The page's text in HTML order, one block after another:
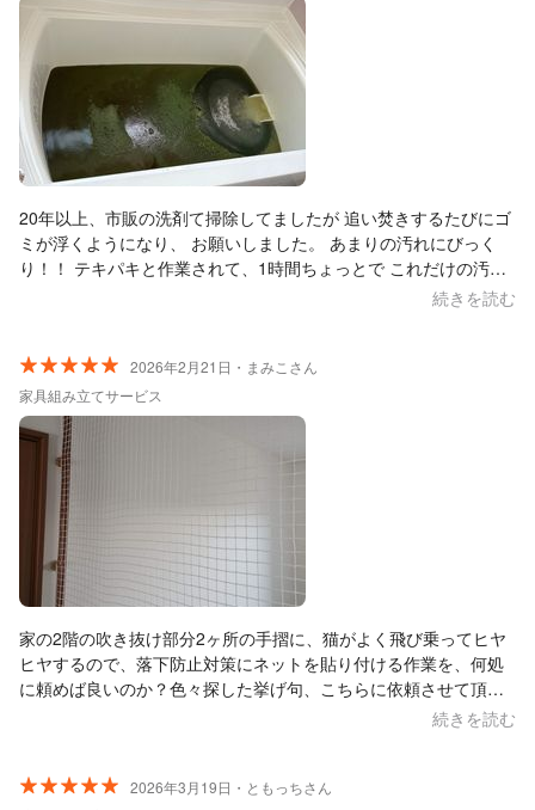
20年以上、市販の洗剤て掃除してましたが 追い焚きするたびにゴ
ミが浮くようになり、 お願いしました。 あまりの汚れにびっく
り！！ テキパキと作業されて、1時間ちょっとで これだけの汚れ
続きを読む
2026年2月21日・まみこさん
家具組み立てサービス
家の2階の吹き抜け部分2ヶ所の手摺に、猫がよく飛び乗ってヒヤ
ヒヤするので、落下防止対策にネットを貼り付ける作業を、何処
に頼めば良いのか？色々探した挙げ句、こちらに依頼させて頂き
満足です。これで猫が乗っても安心です！打ち合わせ、作業に来
続きを読む
2026年3月19日・ともっちさん